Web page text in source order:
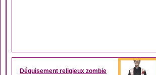
Déguisement religieux zombie